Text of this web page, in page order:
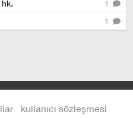
1
1
kullanıcı sözleşmesi